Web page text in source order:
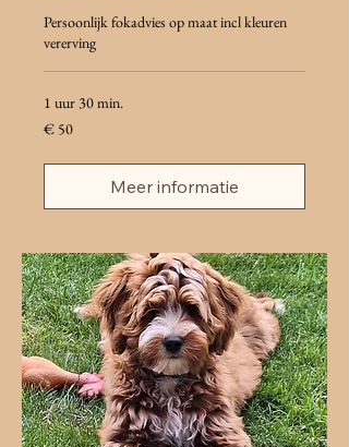
Persoonlijk fokadvies op maat incl kleuren
vererving
1 uur 30 min.
50
euro
€ 50
Meer informatie